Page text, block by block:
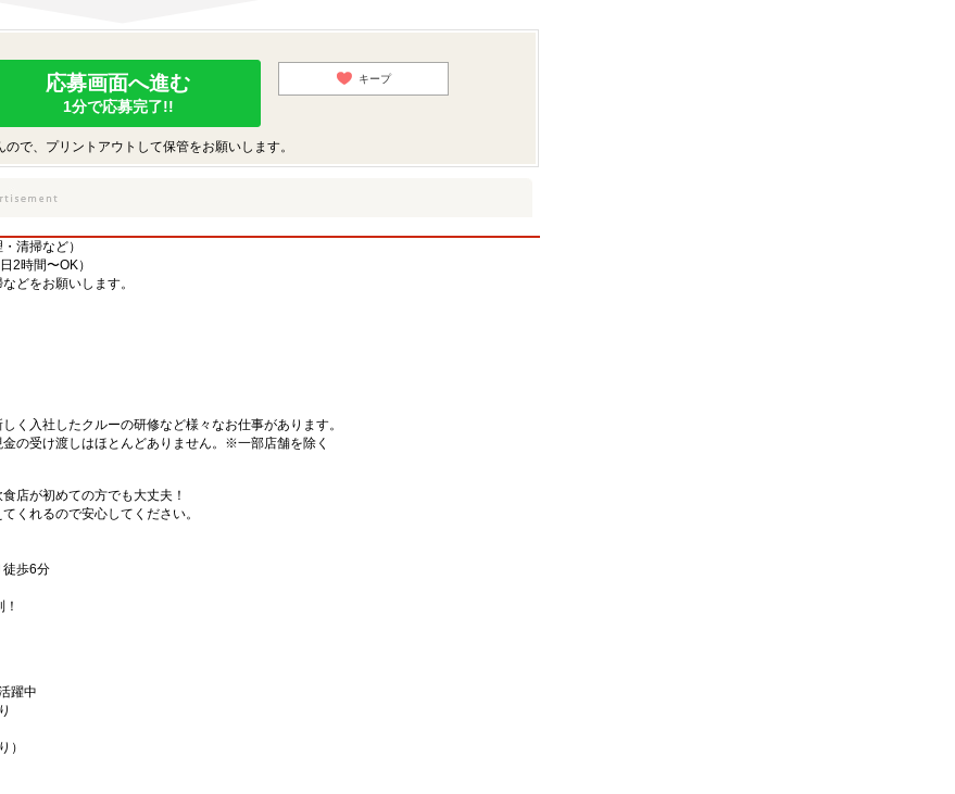
応募画面へ進む
1分で応募完了!!
キープ
で、プリントアウトして保管をお願いします。
清掃など）
2時間〜OK）
どをお願いします。
く入社したクルーの研修など様々なお仕事があります。
の受け渡しはほとんどありません。※一部店舗を除く
店が初めての方でも大丈夫！
くれるので安心してください。
徒歩6分
躍中
）